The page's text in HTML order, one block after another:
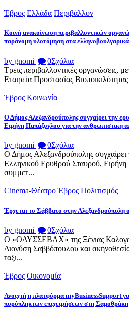
Έβρος Ελλάδα Περιβάλλον
Κοινή ανακοίνωση περιβαλλοντικών
παράνομη υλοτόμηση στα
by gnomi 0Σχόλια
Τρεις περιβαλλοντικές οργανώσεις,
Εταιρεία Προστασίας
Έβρος Κοινωνία
Ο Δήμος Αλεξανδρούπολης συγχαίρει την
Ειρήνη Παπάζογλου για την ανθρωπιστικη
by gnomi 0Σχόλια
Ο Δήμος Αλεξανδρούπολης συγχαίρει
Ελληνικού Ερυθρού Σταυρού, Ειρήνη
συμμετ...
Cinema-Θέατρο Έβρος Πολιτισμός
Έρχεται το Σάββατο στην Αλεξανδρούπολη
by gnomi 0Σχόλια
Ο «ΟΔΥΣΣΕΒΑΧ» της Ξένιας
Διονύση Σαββόπουλου και
ταξι...
Έβρος Οικονομία
Ανοιχτή η πλατφόρμα myBusinessSupport
πυρόπληκτων επιχειρήσεων στη Σαμοθράκη